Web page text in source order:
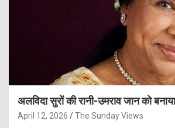
अलविदा सुरों की रानी-उमराव जान को
April 12, 2026 The Sunday Views